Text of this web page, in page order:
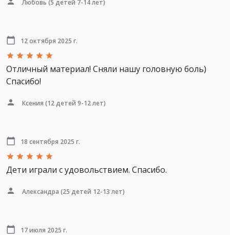
Любовь (5 детей 7-14 лет)
12 октября 2025 г.
Отличный материал! Сняли нашу головную боль)
Спасибо!
Ксения (12 детей 9-12 лет)
18 сентября 2025 г.
Дети играли с удовольствием. Спасибо.
Александра (25 детей 12-13 лет)
17 июля 2025 г.